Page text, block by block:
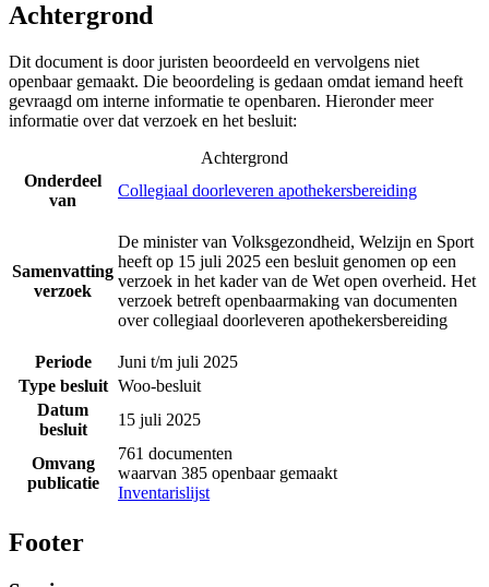
Achtergrond
Dit document is door juristen beoordeeld en vervolgens niet
openbaar gemaakt. Die beoordeling is gedaan omdat iemand heeft
gevraagd om interne informatie te openbaren. Hieronder meer
informatie over dat verzoek en het besluit:
Achtergrond
Onderdeel
van
Collegiaal doorleveren apothekersbereiding
Samenvatting
verzoek
De minister van Volksgezondheid, Welzijn en Sport
heeft op 15 juli 2025 een besluit genomen op een
verzoek in het kader van de Wet open overheid. Het
verzoek betreft openbaarmaking van documenten
over collegiaal doorleveren apothekersbereiding
Periode
Juni t/m juli 2025
Type besluit Woo-besluit
Datum
besluit
15 juli 2025
Omvang
publicatie
761 documenten
waarvan 385 openbaar gemaakt
Inventarislijst
Footer